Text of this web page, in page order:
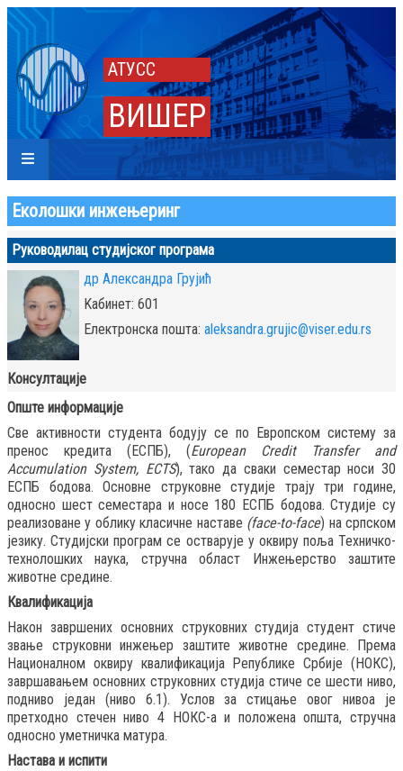
АТУСС
ВИШЕР
Еколошки инжењеринг
Опште информације
Све активности студента бодују се по Европском систему за
пренос кредита (ЕСПБ), (European Credit Transfer and
Accumulation System, ECTS), тако да сваки семестар носи 30
ЕСПБ бодова. Основне струковне студије трају три године,
односно шест семестара и носе 180 ЕСПБ бодова. Студије су
реализоване у облику класичне наставе (face-to-face) на српском
језику. Студијски програм се остварује у оквиру поља Техничко-
технолошких наука, стручна област Инжењерство заштите
животне средине.
Квалификација
Након завршених основних струковних студија студент стиче
звање струковни инжењер заштите животне средине. Према
Националном оквиру квалификација Републике Србије (НОКС),
завршавањем основних струковних студија стиче се шести ниво,
подниво један (ниво 6.1). Услов за стицање овог нивоа је
претходно стечен ниво 4 НОКС-а и положена општа, стручна
односно уметничка матура.
Настава и испити
Руководилац студијског програма
др Александра Грујић
Kабинет: 601
Eлектронска пошта: aleksandra.grujic@viser.edu.rs
Консултације